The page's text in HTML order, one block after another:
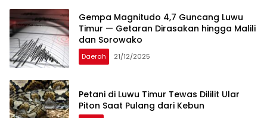
Gempa Magnitudo 4,7 Guncang Luwu
Timur — Getaran Dirasakan hingga Malili
dan Sorowako
Daerah 21/12/2025
Petani di Luwu Timur Tewas Dililit Ular
Piton Saat Pulang dari Kebun